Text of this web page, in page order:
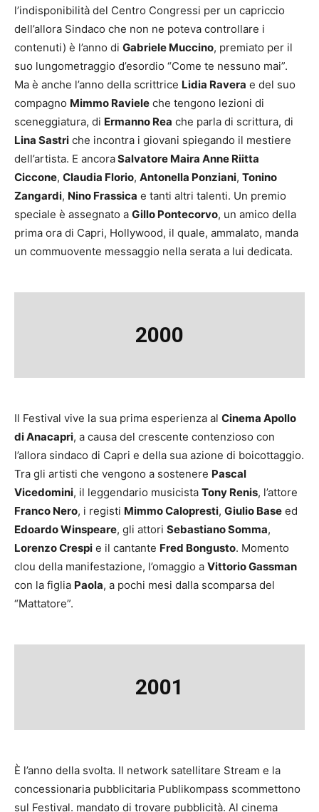
l’indisponibilità del Centro Congressi per un capriccio
dell’allora Sindaco che non ne poteva controllare i
contenuti) è l’anno di Gabriele Muccino, premiato per il
suo lungometraggio d’esordio “Come te nessuno mai”.
Ma è anche l’anno della scrittrice Lidia Ravera e del suo
compagno Mimmo Raviele che tengono lezioni di
sceneggiatura, di Ermanno Rea che parla di scrittura, di
Lina Sastri che incontra i giovani spiegando il mestiere
dell’artista. E ancoraSalvatore Maira Anne Riitta
Ciccone, Claudia Florio, Antonella Ponziani, Tonino
Zangardi, Nino Frassica e tanti altri talenti. Un premio
speciale è assegnato a Gillo Pontecorvo, un amico della
prima ora di Capri, Hollywood, il quale, ammalato, manda
un commuovente messaggio nella serata a lui dedicata.
2000
Il Festival vive la sua prima esperienza al Cinema Apollo
di Anacapri, a causa del crescente contenzioso con
l’allora sindaco di Capri e della sua azione di boicottaggio.
Tra gli artisti che vengono a sostenere Pascal
Vicedomini, il leggendario musicista Tony Renis, l’attore
Franco Nero, i registi Mimmo Calopresti, Giulio Base ed
Edoardo Winspeare, gli attori Sebastiano Somma,
Lorenzo Crespi e il cantante Fred Bongusto. Momento
clou della manifestazione, l’omaggio a Vittorio Gassman
con la figlia Paola, a pochi mesi dalla scomparsa del
“Mattatore”.
2001
È l’anno della svolta. Il network satellitare Stream e la
concessionaria pubblicitaria Publikompass scommettono
sul Festival. mandato di trovare pubblicità. Al cinema